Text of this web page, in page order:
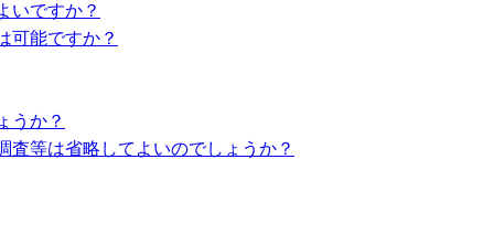
いですか？
可能ですか？
うか？
等は省略してよいのでしょうか？